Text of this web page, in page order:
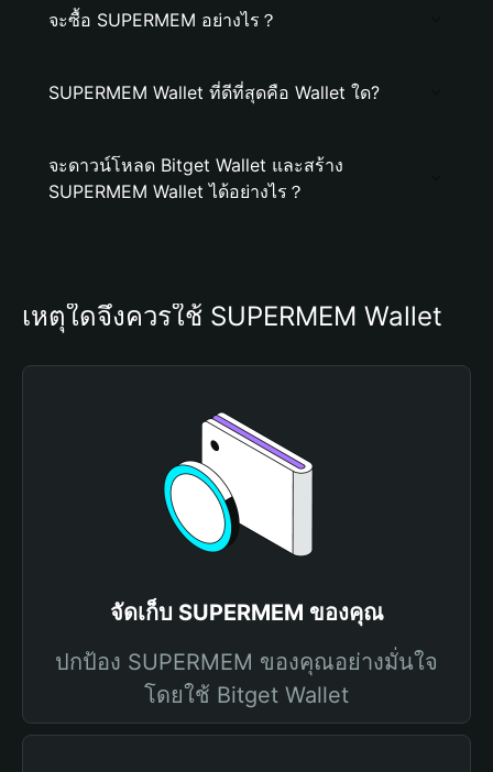
จะซื้อ SUPERMEM อย่างไร？
SUPERMEM Wallet ที่ดีที่สุดคือ Wallet ใด?
จะดาวน์โหลด Bitget Wallet และสร้าง
SUPERMEM Wallet ได้อย่างไร？
เหตุใดจึงควรใช้ SUPERMEM Wallet
จัดเก็บ SUPERMEM ของคุณ
ปกป้อง SUPERMEM ของคุณอย่างมั่นใจ
โดยใช้ Bitget Wallet